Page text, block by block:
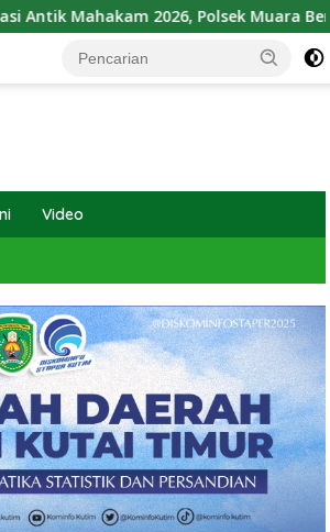
Polsek Muara Bengkal Ungkap
Video